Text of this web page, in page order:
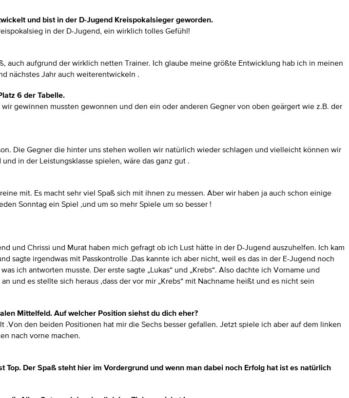
und bist in der D-Jugend Kreispokalsieger geworden.
in der D-Jugend, ein wirklich tolles Gefühl!
auch aufgrund der wirklich netten Trainer. Ich glaube meine größte Entwicklung hab ich in meinen
nächstes Jahr auch weiterentwickeln .
6 der Tabelle.
gewinnen mussten gewonnen und den ein oder anderen Gegner von oben geärgert wie z.B. der
Die Gegner die hinter uns stehen wollen wir natürlich wieder schlagen und vielleicht können wir
in der Leistungsklasse spielen, wäre das ganz gut .
mit. Es macht sehr viel Spaß sich mit ihnen zu messen. Aber wir haben ja auch schon einige
Sonntag ein Spiel ,und um so mehr Spiele um so besser !
und Chrissi und Murat haben mich gefragt ob ich Lust hätte in der D-Jugend auszuhelfen. Ich kam
sagte irgendwas mit Passkontrolle .Das kannte ich aber nicht, weil es das in der E-Jugend noch
ich antworten musste. Der erste sagte „Lukas“ und „Krebs“. Also dachte ich Vorname und
und es stellte sich heraus ,dass der vor mir „Krebs“ mit Nachname heißt und es nicht sein
Mittelfeld. Auf welcher Position siehst du dich eher?
den beiden Positionen hat mir die Sechs besser gefallen. Jetzt spiele ich aber auf dem linken
nach vorne machen.
Der Spaß steht hier im Vordergrund und wenn man dabei noch Erfolg hat ist es natürlich